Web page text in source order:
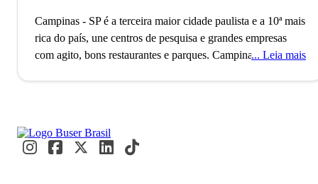
Campinas - SP é a terceira maior cidade paulista e a 10ª mais
rica do país, une centros de pesquisa e grandes empresas
com agito, bons restaurantes e parques. Campinas,
empresas de tecnologia como IBM e Dell. Estudantes e
profissionais circulam diariamente entre laboratórios e
Leia mais